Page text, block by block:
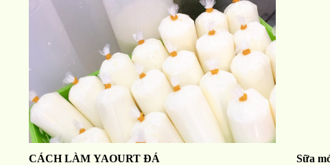
CÁCH LÀM YAOURT ĐÁ Sữa